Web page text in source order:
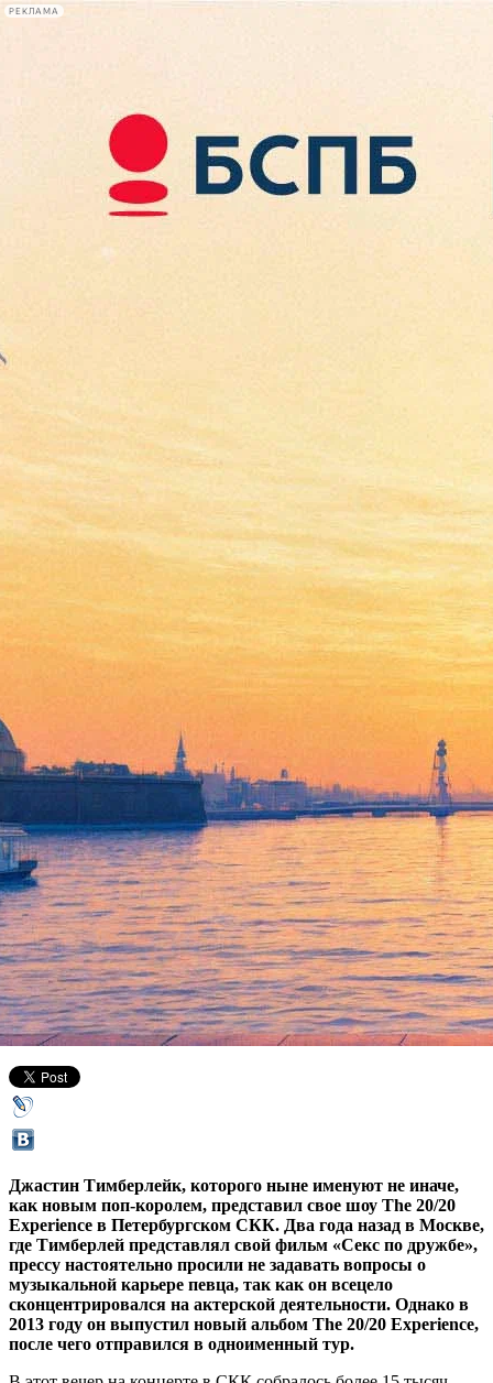
РЕКЛАМА
Сегодня:
2026.08.07
09:13
Афиша Plus
Тимберлейк пошел на
сближение и выпил водки
прямо на концерте
17 мая 2014,05:03 Версия для печати
Джастин Тимберлейк, которого ныне именуют не иначе,
как новым поп-королем, представил свое шоу The 20/20
Experience в Петербургском СКК. Два года назад в Москве,
где Тимберлей представлял свой фильм «Секс по дружбе»,
прессу настоятельно просили не задавать вопросы о
музыкальной карьере певца, так как он всецело
сконцентрировался на актерской деятельности. Однако в
2013 году он выпустил новый альбом The 20/20 Experience,
после чего отправился в одноименный тур.